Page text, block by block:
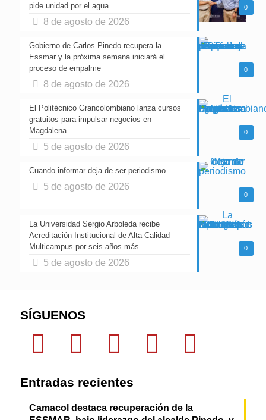
0
pide unidad por el agua
8 de agosto de 2026
0
Gobierno de Carlos Pinedo recupera la
Essmar y la próxima semana iniciará el
proceso de empalme
8 de agosto de 2026
0
El Politécnico Grancolombiano lanza cursos
gratuitos para impulsar negocios en
Magdalena
5 de agosto de 2026
0
Cuando informar deja de ser periodismo
5 de agosto de 2026
0
La Universidad Sergio Arboleda recibe
Acreditación Institucional de Alta Calidad
Multicampus por seis años más
5 de agosto de 2026
SÍGUENOS
Entradas recientes
Camacol destaca recuperación de la